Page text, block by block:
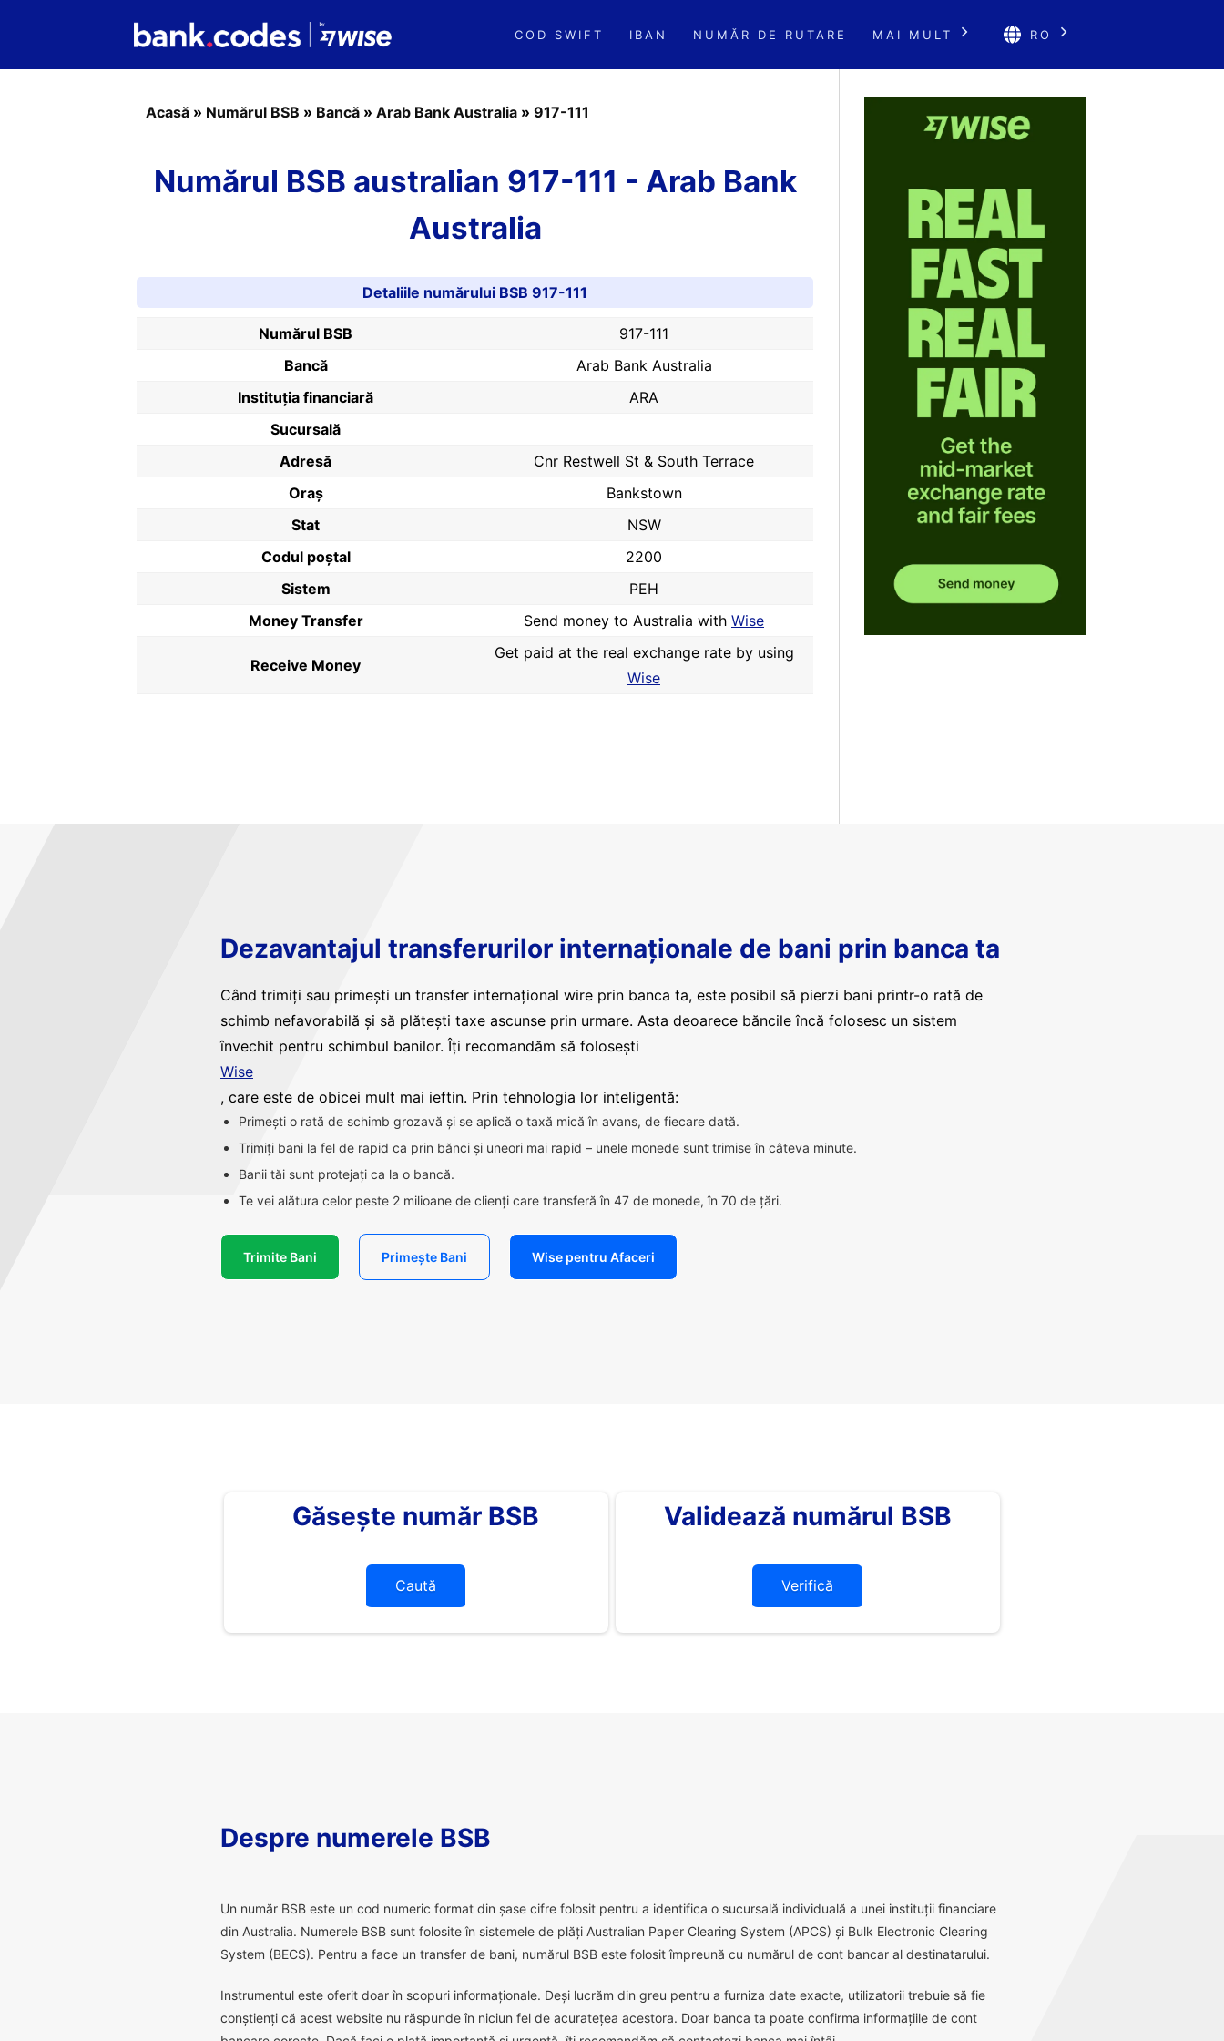
COD SWIFT IBAN NUMĂR DE RUTARE MAI MULT RO
Acasă » Numărul BSB » Bancă » Arab Bank Australia » 917-111
Numărul BSB australian 917-111 - Arab Bank
Australia
Detaliile numărului BSB 917-111
Numărul BSB
917-111
Bancă
Arab Bank Australia
Instituția financiară
ARA
Sucursală
Adresă
Cnr Restwell St & South Terrace
Oraș
Bankstown
Stat
NSW
Codul poştal
2200
Sistem
PEH
Money Transfer
Send money to Australia with Wise
Receive Money
Get paid at the real exchange rate by using
Wise
Dezavantajul transferurilor internaționale de bani prin banca ta
Când trimiți sau primești un transfer internațional wire prin banca ta, este posibil să pierzi bani printr-o rată de
schimb nefavorabilă și să plătești taxe ascunse prin urmare. Asta deoarece băncile încă folosesc un sistem
învechit pentru schimbul banilor. Îți recomandăm să folosești
Wise
, care este de obicei mult mai ieftin. Prin tehnologia lor inteligentă:
Primești o rată de schimb grozavă și se aplică o taxă mică în avans, de fiecare dată.
Trimiți bani la fel de rapid ca prin bănci și uneori mai rapid – unele monede sunt trimise în câteva minute.
Banii tăi sunt protejați ca la o bancă.
Te vei alătura celor peste 2 milioane de clienți care transferă în 47 de monede, în 70 de țări.
Trimite Bani Primește Bani Wise pentru Afaceri
Găsește număr BSB
Caută
Validează numărul BSB
Verifică
Despre numerele BSB
Un număr BSB este un cod numeric format din șase cifre folosit pentru a identifica o sucursală individuală a unei instituții financiare
din Australia. Numerele BSB sunt folosite în sistemele de plăți Australian Paper Clearing System (APCS) și Bulk Electronic Clearing
System (BECS). Pentru a face un transfer de bani, numărul BSB este folosit împreună cu numărul de cont bancar al destinatarului.
Instrumentul este oferit doar în scopuri informaționale. Deși lucrăm din greu pentru a furniza date exacte, utilizatorii trebuie să fie
conștienți că acest website nu răspunde în niciun fel de acuratețea acestora. Doar banca ta poate confirma informațiile de cont